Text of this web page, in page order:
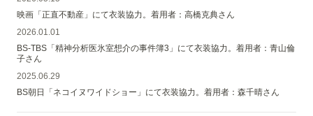
映画「正直不動産」にて衣装協力。着用者：高橋克典さん
2026.01.01
BS-TBS「精神分析医氷室想介の事件簿3」にて衣装協力。着用者：青山倫
子さん
2025.06.29
BS朝日「ネコイヌワイドショー」にて衣装協力。着用者：森千晴さん